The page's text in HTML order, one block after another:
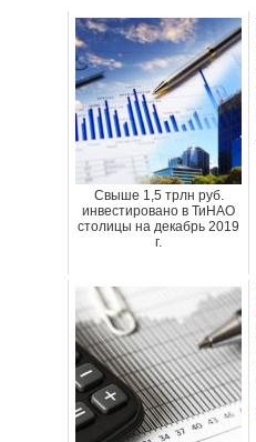
Свыше 1,5 трлн руб.
инвестировано в ТиНАО
столицы на декабрь 2019
г.